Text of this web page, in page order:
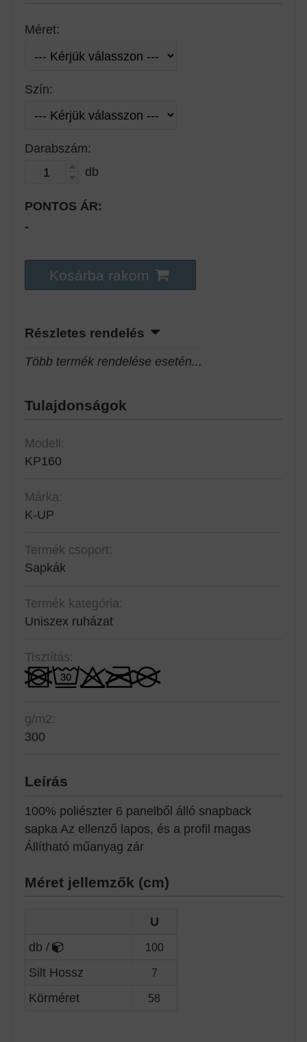
Méret:
Szín:
Darabszám:
db
PONTOS ÁR:
-
Kosárba rakom
Részletes rendelés
Több termék rendelése esetén...
Tulajdonságok
Modell:
KP160
Márka:
K-UP
Termék csoport:
Sapkák
Termék kategória:
Uniszex ruházat
Tisztítás:
g/m2:
300
Leírás
100% poliészter 6 panelből álló snapback
sapka Az ellenző lapos, és a profil magas
Állítható műanyag zár
Méret jellemzők (cm)
U
db /
100
Silt Hossz 7
Körméret 58